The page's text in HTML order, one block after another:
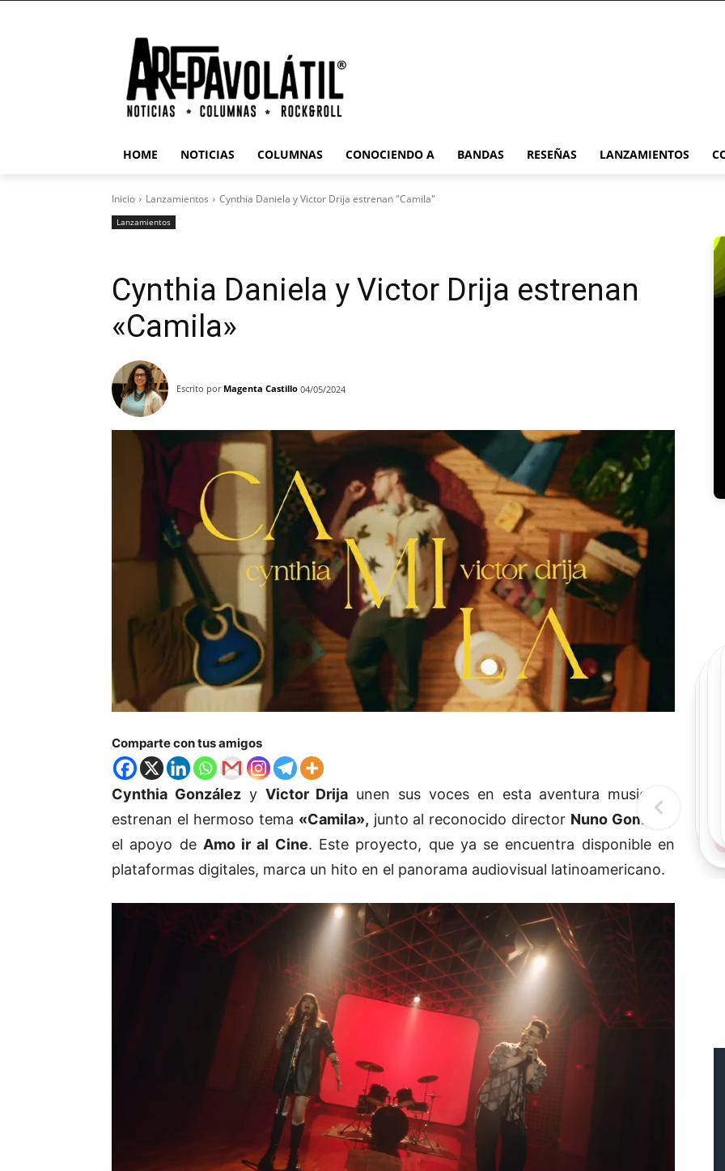
HOME NOTICIAS COLUMNAS CONOCIENDO A BANDAS RESEÑAS LANZAMIENTOS
Inicio Lanzamientos Cynthia Daniela y Victor Drija estrenan "Camila"
Lanzamientos
Cynthia Daniela y Victor Drija estrenan
«Camila»
Escrito por Magenta Castillo 04/05/2024
Comparte con tus amigos
Cynthia Gonzálezy Victor Drija unen sus voces en esta aventura musical y
estrenan el hermoso tema «Camila», junto al reconocido director Nuno Gomesy
el apoyo de Amo ir al Cine. Este proyecto, que ya se encuentra disponible en
plataformas digitales, marca un hito en el panorama audiovisual latinoamericano.